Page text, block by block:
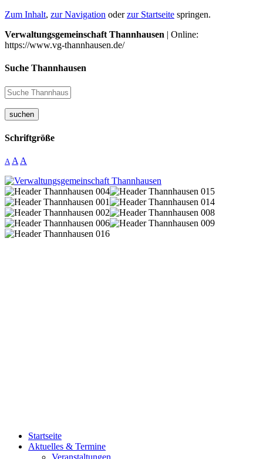
Zum Inhalt, zur Navigation oderzur Startseite springen.
Verwaltungsgemeinschaft Thannhausen | Online:
https://www.vg-thannhausen.de/
Suche Thannhausen
suchen
Schriftgröße
A A A
Startseite
Aktuelles & Termine
Veranstaltungen